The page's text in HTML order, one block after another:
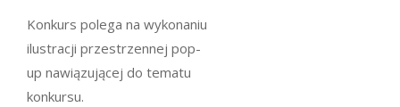
Konkurs polega na wykonaniu
ilustracji przestrzennej pop-
up nawiązującej do tematu
konkursu.